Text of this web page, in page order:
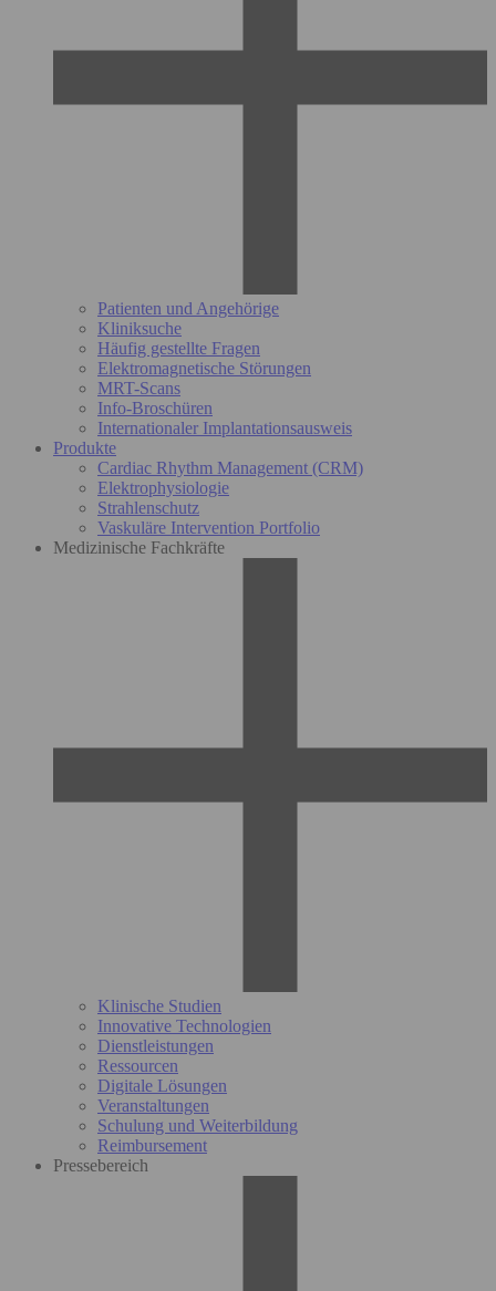
Patienten und Angehörige
Kliniksuche
Häufig gestellte Fragen
Elektromagnetische Störungen
MRT-Scans
Info-Broschüren
Internationaler Implantationsausweis
Produkte
Cardiac Rhythm Management (CRM)
Elektrophysiologie
Strahlenschutz
Vaskuläre Intervention Portfolio
Medizinische Fachkräfte
Klinische Studien
Innovative Technologien
Dienstleistungen
Ressourcen
Digitale Lösungen
Veranstaltungen
Schulung und Weiterbildung
Reimbursement
Pressebereich